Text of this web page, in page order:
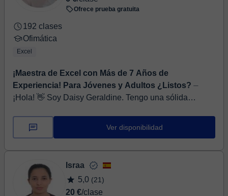
Ofrece prueba gratuita
192 clases
Ofimática
Excel
¡Maestra de Excel con Más de 7 Años de
Experiencia! Para Jóvenes y Adultos ¿Listos? ⏤
¡Hola! 👋 Soy Daisy Geraldine. Tengo una sólida
Flutter y Dart, además de experiencia en Angular, Pyt...
Ver disponibilidad
Israa
5,0 (21)
20 €/clase